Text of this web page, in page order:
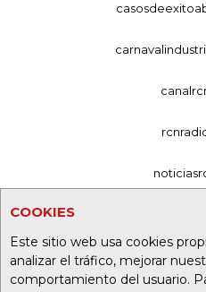
COOKIES
Este sitio web usa cookies
analizar el tráfico, mejorar
comportamiento del usuario.